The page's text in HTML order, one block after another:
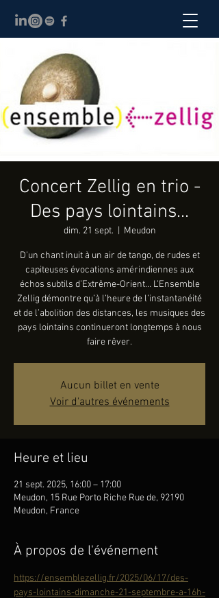
Concert Zellig en trio -
Des pays lointains...
dim. 21 sept. Meudon
D’un chant inuit à un air de tango, de rudes et
capiteuses évocations amérindiennes aux
échos subtils d’Extrême-Orient… L’Ensemble
Zellig démontre qu’à l’heure de l’instantanéité
et de l’abolition des distances, les musiques des
pays lointains continueront longtemps à nous
faire rêver.
Aucun billet en vente
Voir d'autres événements
Heure et lieu
21 sept. 2025, 16:00 – 17:00
Meudon, 15 Rue Porto Riche Rue de, 92190
Meudon, France
À propos de l'événement
https://ensemblezellig.fr/2025/06/17/des-
pays-lointains-dimanche-21-septembre-a-16h-